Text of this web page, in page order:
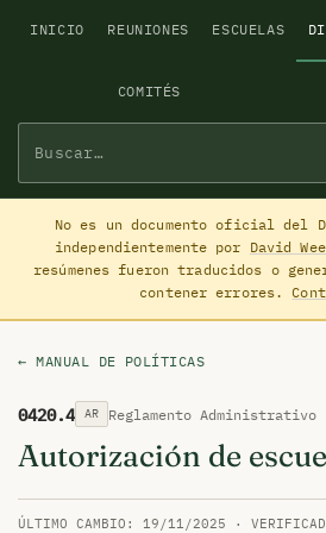
INICIO REUNIONES ESCUELAS
COMITÉS
No es un documento oficial del
independientemente por David
resúmenes fueron traducidos o
contener errores.
← MANUAL DE POLÍTICAS
0420.4 AR Reglamento Administrativo
Autorización de
ÚLTIMO CAMBIO: 19/11/2025 ·